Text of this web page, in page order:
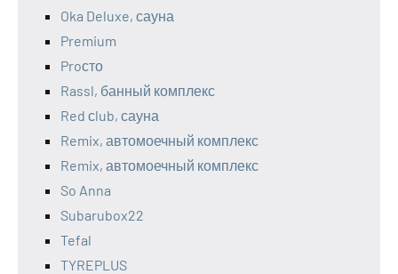
Oka Deluxe, сауна
Premium
Proсто
Rassl, банный комплекс
Red сlub, сауна
Remix, автомоечный комплекс
Remix, автомоечный комплекс
So Anna
Subarubox22
Tefal
TYREPLUS